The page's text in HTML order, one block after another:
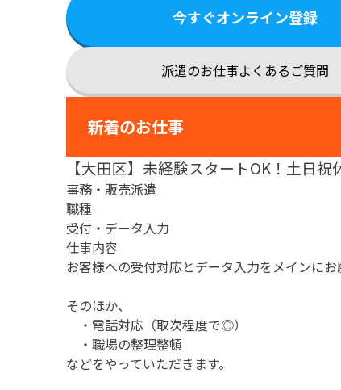
今すぐオンライン登録
派遣のお仕事よくあるご質問
新着のお仕事
【大田区】未経験スタートOK！土日
事務・販売派遣
職種
受付・データ入力
仕事内容
お客様への受付対応とデータ入力をメインにお
そのほか、
・電話対応（取次程度で◎）
・職場の整理整頓
などをやっていただきます。